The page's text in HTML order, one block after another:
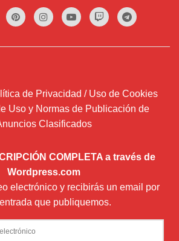
de Privacidad / Uso de Cookies
Uso y Normas de Publicación de
Clasificados
COMPLETA a través de
Wordpress.com
electrónico y recibirás un email por
que publiquemos.